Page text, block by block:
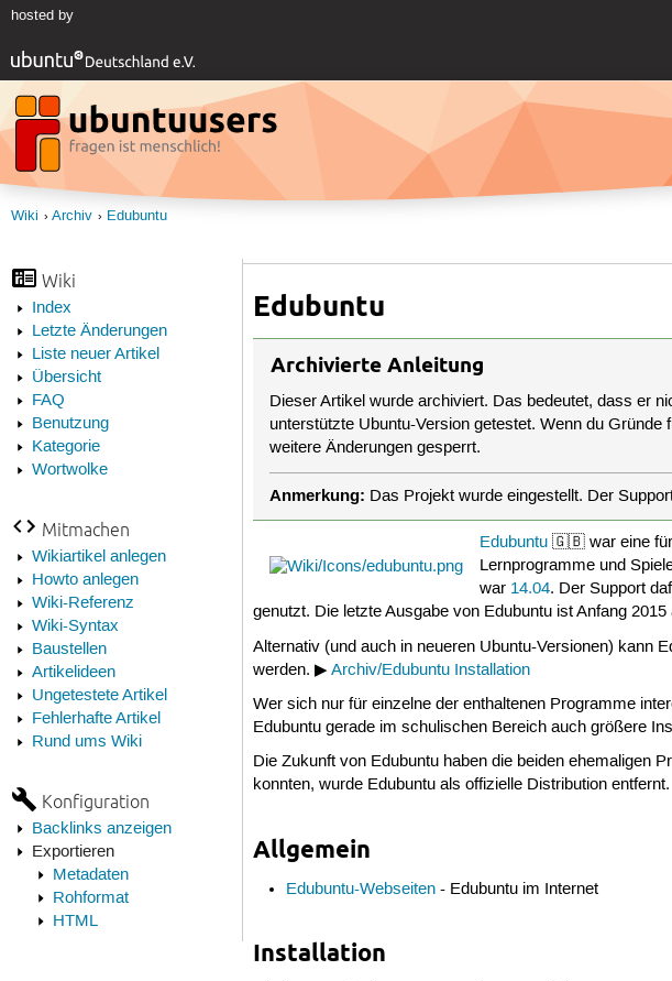
hosted by
Wiki Archiv Edubuntu
Wiki
Index
Letzte Änderungen
Liste neuer Artikel
Übersicht
FAQ
Benutzung
Kategorie
Wortwolke
Mitmachen
Wikiartikel anlegen
Howto anlegen
Wiki-Referenz
Wiki-Syntax
Baustellen
Artikelideen
Ungetestete Artikel
Fehlerhafte Artikel
Rund ums Wiki
Konfiguration
Backlinks anzeigen
Exportieren
Metadaten
Rohformat
HTML
Edubuntu
Archivierte Anleitung
Dieser Artikel wurde archiviert. Das bedeutet, dass er
unterstützte Ubuntu-Version getestet. Wenn du
weitere Änderungen gesperrt.
Anmerkung: Das Projekt wurde eingestellt. Der
Edubuntu🇬🇧 war eine für
Lernprogramme und
war 14.04. Der Support
genutzt. Die letzte Ausgabe von Edubuntu ist Anfang
Alternativ (und auch in neueren Ubuntu-Versionen) kann
werden. ▶Archiv/Edubuntu Installation
Wer sich nur für einzelne der enthaltenen Programme
Edubuntu gerade im schulischen Bereich auch größere
Die Zukunft von Edubuntu haben die beiden ehemaligen
konnten, wurde Edubuntu als offizielle Distribution entfernt.
Allgemein
Edubuntu-Webseiten- Edubuntu im Internet
Installation